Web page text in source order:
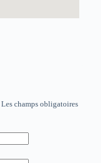
Les champs obligatoires